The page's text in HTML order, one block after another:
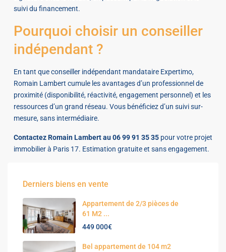
suivi du financement.
Pourquoi choisir un conseiller
indépendant ?
En tant que conseiller indépendant mandataire Expertimo,
Romain Lambert cumule les avantages d’un professionnel de
proximité (disponibilité, réactivité, engagement personnel) et les
ressources d’un grand réseau. Vous bénéficiez d’un suivi sur-
mesure, sans intermédiaire.
Contactez Romain Lambert au 06 99 91 35 35 pour votre projet
immobilier à Paris 17. Estimation gratuite et sans engagement.
Derniers biens en vente
Appartement de 2/3 pièces de
61 M2 ...
449 000€
Bel appartement de 104 m2